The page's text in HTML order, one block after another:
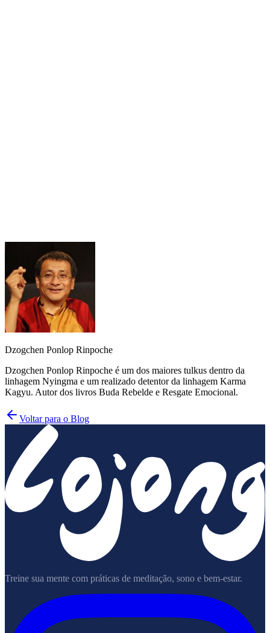
huffingtonpost.com
Dzogchen Ponlop Rinpoche
Dzogchen Ponlop Rinpoche é um dos maiores tulkus dentro da
linhagem Nyingma e um realizado detentor da linhagem Karma
Kagyu. Autor dos livros Buda Rebelde e Resgate Emocional.
Voltar para o Blog
Treine sua mente com práticas de meditação, sono e bem-estar.